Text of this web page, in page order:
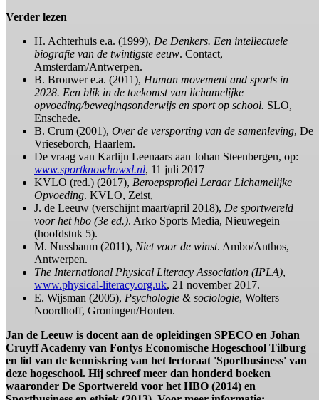
Verder lezen
H. Achterhuis e.a. (1999), De Denkers. Een intellectuele
biografie van de twintigste eeuw. Contact,
Amsterdam/Antwerpen.
B. Brouwer e.a. (2011), Human movement and sports in
2028. Een blik in de toekomst van lichamelijke
opvoeding/bewegingsonderwijs en sport op school. SLO,
Enschede.
B. Crum (2001), Over de versporting van de samenleving, De
Vrieseborch, Haarlem.
De vraag van Karlijn Leenaars aan Johan Steenbergen, op:
www.sportknowhowxl.nl, 11 juli 2017
KVLO (red.) (2017), Beroepsprofiel Leraar Lichamelijke
Opvoeding. KVLO, Zeist,
J. de Leeuw (verschijnt maart/april 2018), De sportwereld
voor het hbo (3e ed.). Arko Sports Media, Nieuwegein
(hoofdstuk 5).
M. Nussbaum (2011), Niet voor de winst. Ambo/Anthos,
Antwerpen.
The International Physical Literacy Association (IPLA),
www.physical-literacy.org.uk, 21 november 2017.
E. Wijsman (2005), Psychologie & sociologie, Wolters
Noordhoff, Groningen/Houten.
Jan de Leeuw is docent aan de opleidingen SPECO en Johan
Cruyff Academy van Fontys Economische Hogeschool Tilburg
en lid van de kenniskring van het lectoraat 'Sportbusiness' van
deze hogeschool. Hij schreef meer dan honderd boeken
waaronder De Sportwereld voor het HBO (2014) en